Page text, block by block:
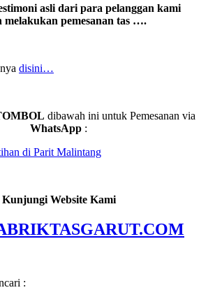
asli dari para pelanggan kami
melakukan pemesanan tas ….
disini…
dibawah ini untuk Pemesanan via
WhatsApp :
Kunjungi Website Kami
: